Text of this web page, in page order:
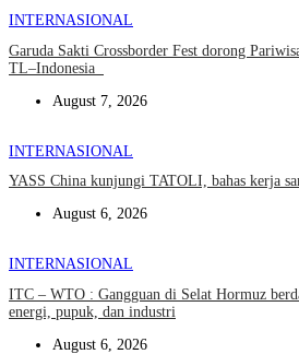
INTERNASIONAL
Garuda Sakti Crossborder Fest dorong
TL–Indonesia
August 7, 2026
INTERNASIONAL
YASS China kunjungi TATOLI, bahas kerja
August 6, 2026
INTERNASIONAL
ITC – WTO : Gangguan di Selat Hormuz
energi, pupuk, dan industri
August 6, 2026